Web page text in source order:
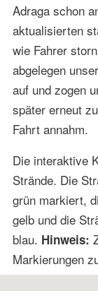
Adraga schon
aktualisierten
wie Fahrer
abgelegen
auf und zogen
später erneut
Fahrt annahm.
Die interaktive
Strände. Die
grün markiert,
gelb und die
blau. Hinweis:
Markierungen